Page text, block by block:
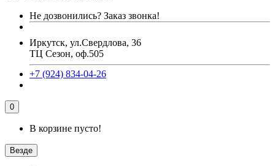
Не дозвонились? Заказ звонка!
Иркутск, ул.Свердлова, 36
ТЦ Сезон, оф.505
+7 (924) 834-04-26
0
В корзине пусто!
Везде